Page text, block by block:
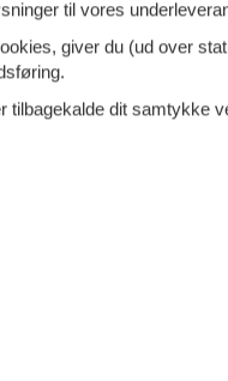
VIS MERE
- Altenau
med vid udsigt i Altenau
til vores
giver du (ud over
dit samtykke